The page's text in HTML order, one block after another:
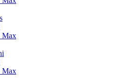
Max
Max